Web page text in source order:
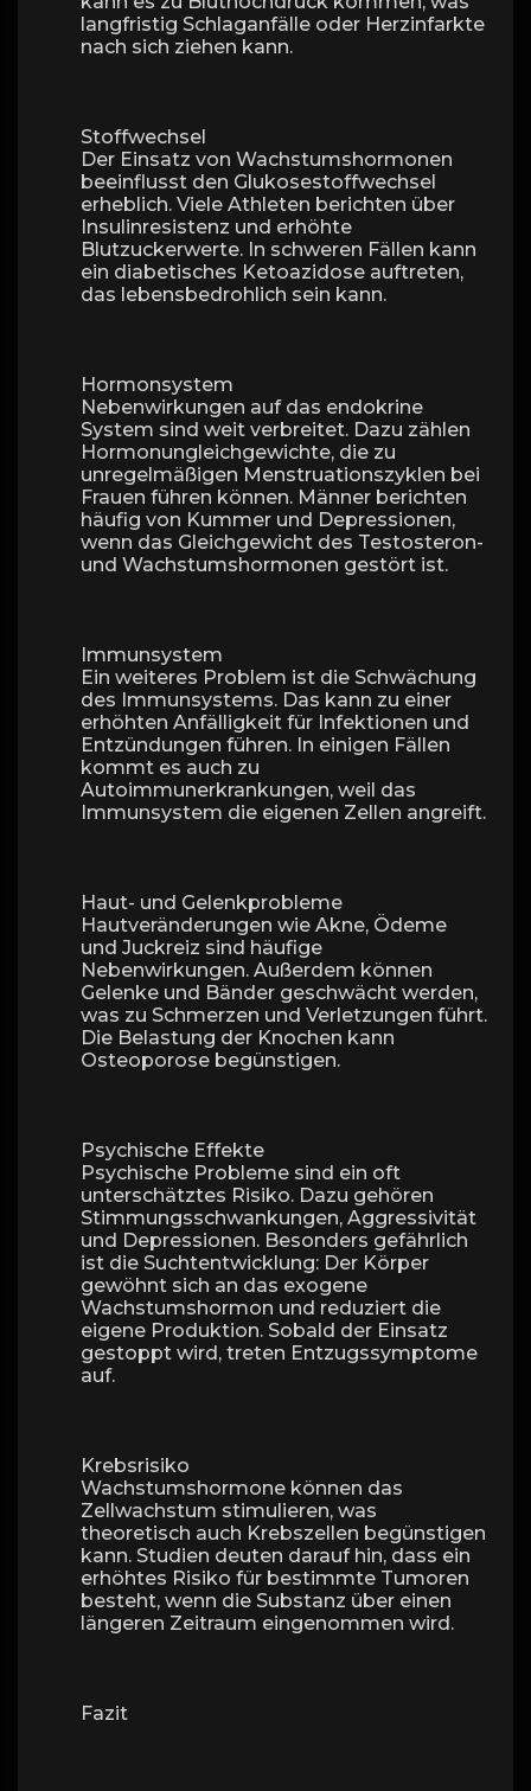
langfristig Schlaganfälle oder Herzinfarkte
nach sich ziehen kann.
Stoffwechsel
Der Einsatz von Wachstumshormonen
beeinflusst den Glukosestoffwechsel
erheblich. Viele Athleten berichten über
Insulinresistenz und erhöhte
Blutzuckerwerte. In schweren Fällen kann
ein diabetisches Ketoazidose auftreten,
das lebensbedrohlich sein kann.
Hormonsystem
Nebenwirkungen auf das endokrine
System sind weit verbreitet. Dazu zählen
Hormonungleichgewichte, die zu
unregelmäßigen Menstruationszyklen bei
Frauen führen können. Männer berichten
häufig von Kummer und Depressionen,
wenn das Gleichgewicht des Testosteron-
und Wachstumshormonen gestört ist.
Immunsystem
Ein weiteres Problem ist die Schwächung
des Immunsystems. Das kann zu einer
erhöhten Anfälligkeit für Infektionen und
Entzündungen führen. In einigen Fällen
kommt es auch zu
Autoimmunerkrankungen, weil das
Immunsystem die eigenen Zellen angreift.
Haut- und Gelenkprobleme
Hautveränderungen wie Akne, Ödeme
und Juckreiz sind häufige
Nebenwirkungen. Außerdem können
Gelenke und Bänder geschwächt werden,
was zu Schmerzen und Verletzungen führt.
Die Belastung der Knochen kann
Osteoporose begünstigen.
Psychische Effekte
Psychische Probleme sind ein oft
unterschätztes Risiko. Dazu gehören
Stimmungsschwankungen, Aggressivität
und Depressionen. Besonders gefährlich
ist die Suchtentwicklung: Der Körper
gewöhnt sich an das exogene
Wachstumshormon und reduziert die
eigene Produktion. Sobald der Einsatz
gestoppt wird, treten Entzugssymptome
auf.
Krebsrisiko
Wachstumshormone können das
Zellwachstum stimulieren, was
theoretisch auch Krebszellen begünstigen
kann. Studien deuten darauf hin, dass ein
erhöhtes Risiko für bestimmte Tumoren
besteht, wenn die Substanz über einen
längeren Zeitraum eingenommen wird.
Fazit